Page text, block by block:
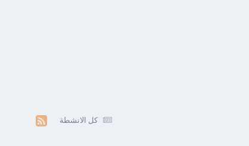
كل الانشطة